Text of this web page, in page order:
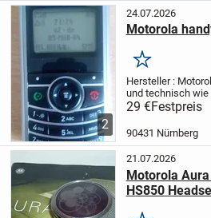
2
24.07.2026
Motorola
Merken
Hersteller :
und technisch wie
Lock!voll
- Akku
Zubehör.Wird
29 €Festpreis
90431 Nürnberg
21.07.2026
Motorola
HS850